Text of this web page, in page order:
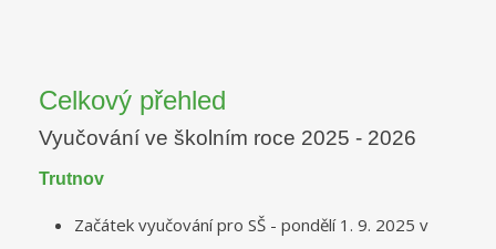
Celkový přehled
Vyučování ve školním roce 2025 - 2026
Trutnov
Začátek vyučování pro SŠ - pondělí 1. 9. 2025 v